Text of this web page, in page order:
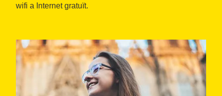
wifi a Internet gratuït.